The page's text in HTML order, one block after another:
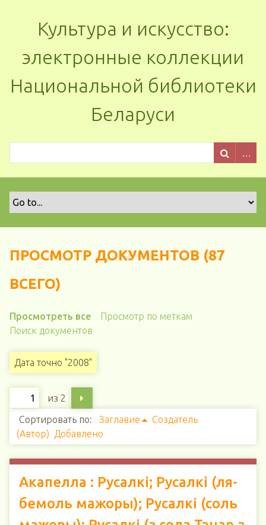
Культура и искусство:
электронные коллекции
Национальной библиотеки
Беларуси
ПРОСМОТР ДОКУМЕНТОВ (87
ВСЕГО)
Просмотреть все
Просмотр по меткам
Поиск документов
Дата точно "2008"
из 2
Сортировать по: Заглавие
Создатель
(Автор)
Добавлено
Акапелла : Русалкі; Русалкі (ля-
бемоль мажоры); Русалкі (соль